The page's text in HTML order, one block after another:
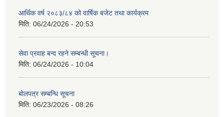
आर्थिक वर्ष २०८३/८४ को वार्षिक बजेट तथा कार्यक्रम
मिति: 06/24/2026 - 20:53
सेवा प्रवाह बन्द रहने सम्बन्धी सूचना।
मिति: 06/24/2026 - 10:04
बोलपत्र सम्बन्धि सूचना
मिति: 06/23/2026 - 08:26